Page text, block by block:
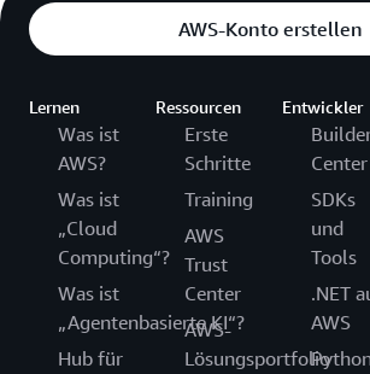
AWS-Konto erstellen
Lernen
Was ist
AWS?
Was ist
„Cloud
Computing“?
Was ist
„Agentenbasierte KI“?
Hub für
Ressourcen
Erste
Schritte
Training
AWS
Trust
Center
AWS-
Lösungsportfolio
Entwickler
Center
SDKs
und
Tools
.NET
AWS